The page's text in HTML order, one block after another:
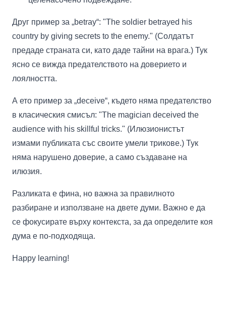
Друг пример за „betray“: "The soldier betrayed his
country by giving secrets to the enemy." (Солдатът
предаде страната си, като даде тайни на врага.) Тук
ясно се вижда предателството на доверието и
лоялността.
А ето пример за „deceive“, където няма предателство
в класическия смисъл: "The magician deceived the
audience with his skillful tricks." (Илюзионистът
измами публиката със своите умели трикове.) Тук
няма нарушено доверие, а само създаване на
илюзия.
Разликата е фина, но важна за правилното
разбиране и използване на двете думи. Важно е да
се фокусирате върху контекста, за да определите коя
дума е по-подходяща.
Happy learning!